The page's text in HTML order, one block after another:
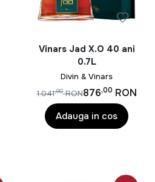
Vinars Jad X.O 40 ani
0.7L
Divin & Vinars
876,00 RON
1.041,90 RON
Adauga in cos